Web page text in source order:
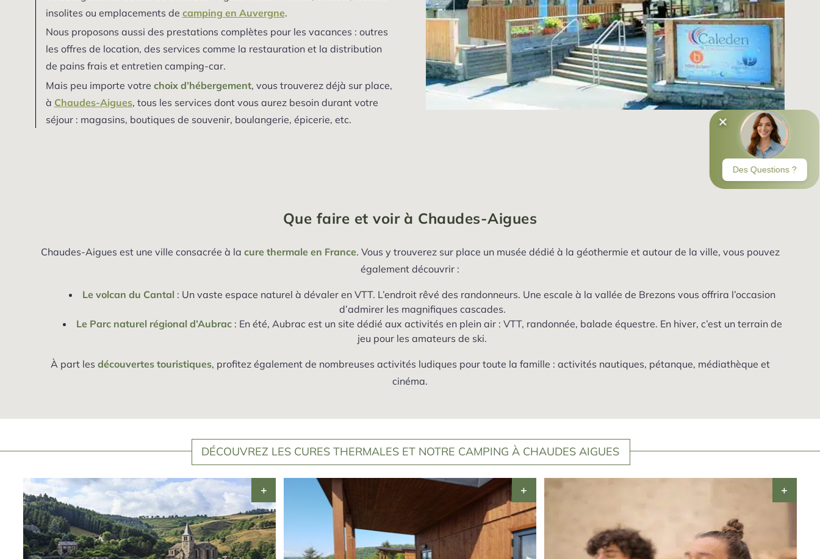
insolites ou emplacements de camping en Auvergne.
Nous proposons aussi des prestations complètes pour les vacances : outres
les offres de location, des services comme la restauration et la distribution
de pains frais et entretien camping-car.
Mais peu importe votre choix d’hébergement, vous trouverez déjà sur place,
à Chaudes-Aigues, tous les services dont vous aurez besoin durant votre
séjour : magasins, boutiques de souvenir, boulangerie, épicerie, etc.
Que faire et voir à Chaudes-Aigues
Chaudes-Aigues est une ville consacrée à la cure thermale en France. Vous y trouverez sur place un musée dédié à la géothermie et autour de la ville, vous pouvez
également découvrir :
Le volcan du Cantal : Un vaste espace naturel à dévaler en VTT. L’endroit rêvé des randonneurs. Une escale à la vallée de Brezons vous offrira l’occasion
d’admirer les magnifiques cascades.
Le Parc naturel régional d’Aubrac: En été, Aubrac est un site dédié aux activités en plein air : VTT, randonnée, balade équestre. En hiver, c’est un terrain de
jeu pour les amateurs de ski.
À part les découvertes touristiques, profitez également de nombreuses activités ludiques pour toute la famille : activités nautiques, pétanque, médiathèque et
cinéma.
DÉCOUVREZ LES CURES THERMALES ET NOTRE CAMPING À CHAUDES AIGUES